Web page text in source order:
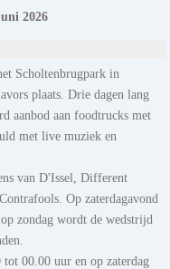
2026
Scholtenbrugpark in
plaats. Drie dagen lang
aanbod aan foodtrucks met
met live muziek en
van D'Issel, Different
Op zaterdagavond
zondag wordt de wedstrijd
00.00 uur en op zaterdag